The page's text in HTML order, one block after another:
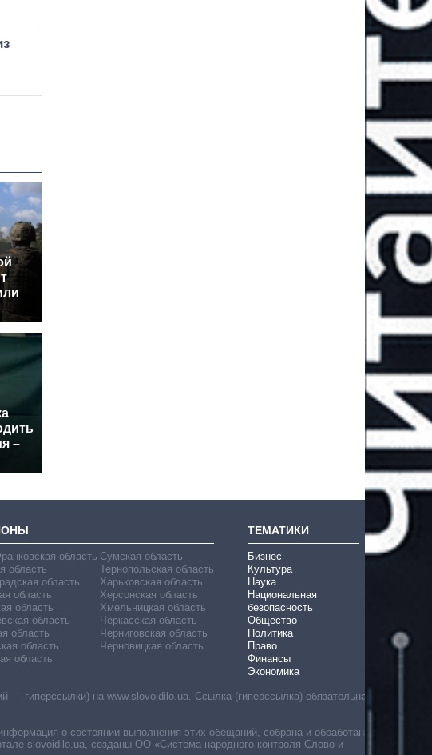
–
область
область
область
область
область
область
область
область
область
Сумская область
Тернопольская область
Харьковская область
Херсонская область
Хмельницкая область
Черкасская область
Черниговская область
Черновицкая область
ТЕМАТИКИ
Бизнес
Культура
Наука
Национальная
безопасность
Общество
Политика
Право
Финансы
Экономика
— гиперссылки) на www.slovoidilo.ua. Ссылка (гиперссылка) обязательна
о состоянии выполнения этих обещаний, собрана и обработана
slovoidilo.ua, созданы ОО «Система народного контроля Слово и